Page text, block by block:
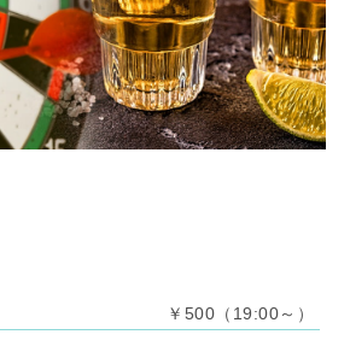
￥500（19:00～）